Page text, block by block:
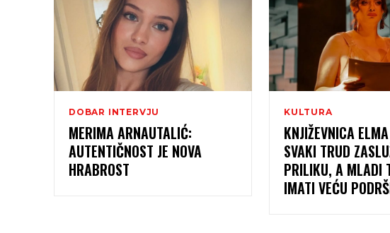
DOBAR INTERVJU
MERIMA ARNAUTALIĆ:
AUTENTIČNOST JE NOVA
HRABROST
KULTURA
KNJIŽEVNICA
SVAKI TRUD
PRILIKU, A MLADI
IMATI VEĆU